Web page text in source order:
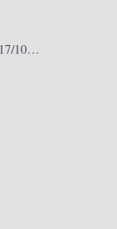
Loos (F) – Fête des Allumoirs 2009 (17/10/2009)